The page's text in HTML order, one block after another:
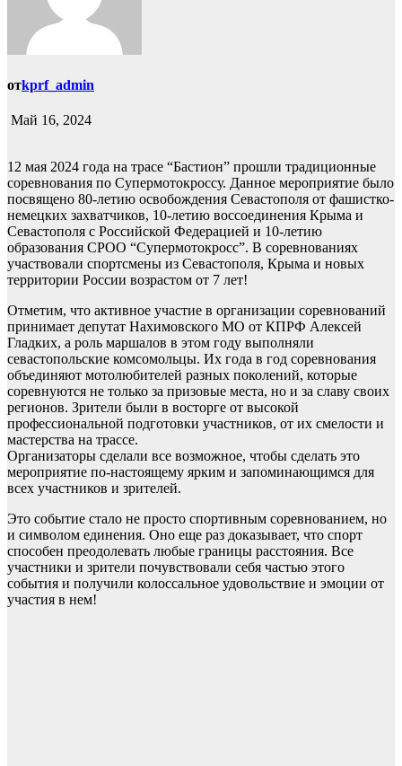
отkprf_admin
Май 16, 2024
12 мая 2024 года на трасе “Бастион” прошли традиционные
соревнования по Супермотокроссу. Данное мероприятие было
посвящено 80-летию освобождения Севастополя от фашистко-
немецких захватчиков, 10-летию воссоединения Крыма и
Севастополя с Российской Федерацией и 10-летию
образования СРОО “Супермотокросс”. В соревнованиях
участвовали спортсмены из Севастополя, Крыма и новых
территории России возрастом от 7 лет!
Отметим, что активное участие в организации соревнований
принимает депутат Нахимовского МО от КПРФ Алексей
Гладких, а роль маршалов в этом году выполняли
севастопольские комсомольцы. Их года в год соревнования
объединяют мотолюбителей разных поколений, которые
соревнуются не только за призовые места, но и за славу своих
регионов. Зрители были в восторге от высокой
профессиональной подготовки участников, от их смелости и
мастерства на трассе.
Организаторы сделали все возможное, чтобы сделать это
мероприятие по-настоящему ярким и запоминающимся для
всех участников и зрителей.
Это событие стало не просто спортивным соревнованием, но
и символом единения. Оно еще раз доказывает, что спорт
способен преодолевать любые границы расстояния. Все
участники и зрители почувствовали себя частью этого
события и получили колоссальное удовольствие и эмоции от
участия в нем!